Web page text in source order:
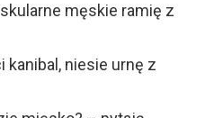
męskie ramię z
niesie urnę z